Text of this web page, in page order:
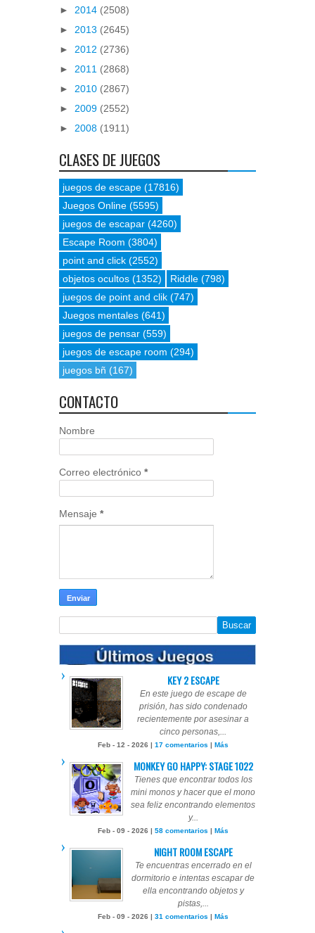
► 2014 (2508)
► 2013 (2645)
► 2012 (2736)
► 2011 (2868)
► 2010 (2867)
► 2009 (2552)
► 2008 (1911)
CLASES DE JUEGOS
juegos de escape (17816)
Juegos Online (5595)
juegos de escapar (4260)
Escape Room (3804)
point and click (2552)
objetos ocultos (1352) Riddle (798)
juegos de point and clik (747)
Juegos mentales (641)
juegos de pensar (559)
juegos de escape room (294)
juegos bñ (167)
CONTACTO
Nombre
Correo electrónico *
Mensaje *
KEY 2 ESCAPE
En este juego de escape de
prisión, has sido condenado
recientemente por asesinar a
cinco personas,...
Feb - 12 - 2026 | 17 comentarios | Más
MONKEY GO HAPPY: STAGE 1022
Tienes que encontrar todos los
mini monos y hacer que el mono
sea feliz encontrando elementos
y...
Feb - 09 - 2026 | 58 comentarios | Más
NIGHT ROOM ESCAPE
Te encuentras encerrado en el
dormitorio e intentas escapar de
ella encontrando objetos y
pistas,...
Feb - 09 - 2026 | 31 comentarios | Más